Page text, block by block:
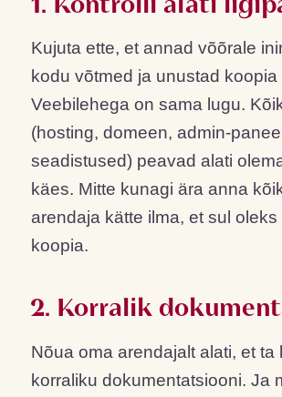
1. Kontrolli alati
Kujuta ette, et annad võõrale
kodu võtmed ja unustad koopia
Veebilehega on sama lugu.
(hosting, domeen, admin-
seadistused) peavad alati
käes. Mitte kunagi ära anna
arendaja kätte ilma, et sul oleks
koopia.
2. Korralik
Nõua oma arendajalt alati, et ta
korraliku dokumentatsiooni. Ja